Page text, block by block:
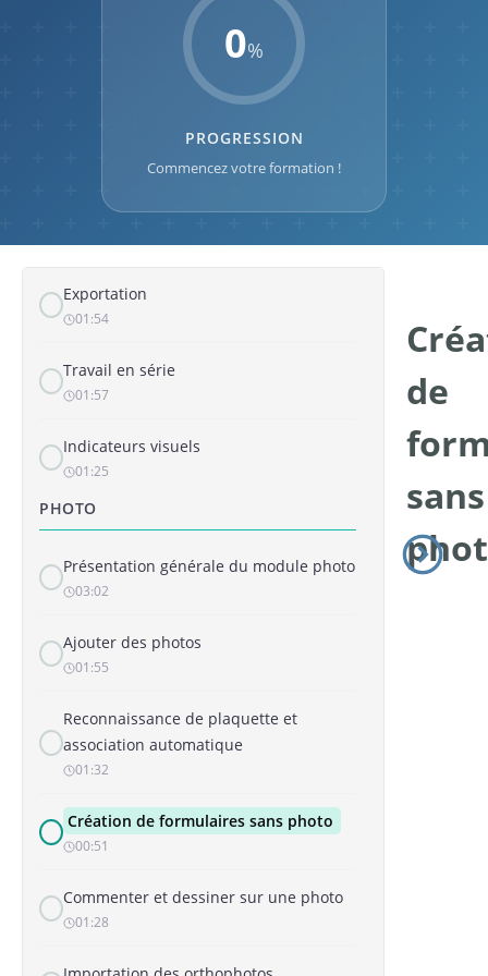
0%
PROGRESSION
Commencez votre formation !
Historique des formulaires
Sélection des colonnes à afficher
Recherche
01:35
Exportation
01:54
Travail en série
01:57
Indicateurs visuels
01:25
PHOTO
Présentation générale du module photo
03:02
Ajouter des photos
01:55
Reconnaissance de plaquette et
association automatique
01:32
Création de formulaires sans photo
00:51
Commenter et dessiner sur une photo
01:28
de
sans